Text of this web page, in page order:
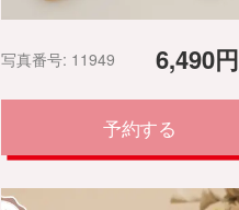
6,490円
写真番号: 11949
予約する